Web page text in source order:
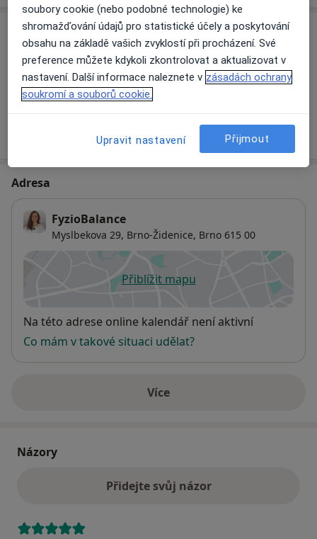
Služby a ceník služeb
Fyzioterapie
1 250 Kč Detaily
Jak fungují ceny?
Adresa
FyzioBalance
Myslbekova 29, Brno-Židenice, Brno 615 00
Přiblížit mapuse otevře v nové záložce
Dostupnost
Na této adrese online kalendář není aktivní
Co mám v takové situaci udělat?
Víceo adrese
Názory
Přidejte svůj názor
soubory cookie (nebo podobné technologie) ke
shromažďování údajů pro statistické účely a poskytování
obsahu na základě vašich zvyklostí při procházení. Své
preference můžete kdykoli zkontrolovat a aktualizovat v
nastavení. Další informace naleznete v zásadách ochrany
soukromí a souborů cookie.
Upravit nastavení Přijmout